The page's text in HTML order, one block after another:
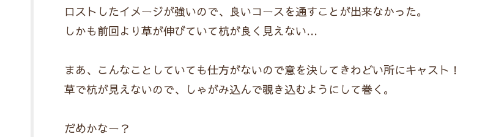
ロストしたイメージが強いので、良いコースを通すことが出来なかった。
しかも前回より草が伸びていて杭が良く見えない…
まあ、こんなことしていても仕方がないので意を決してきわどい所にキャスト！
草で杭が見えないので、しゃがみ込んで覗き込むようにして巻く。
だめかなー？